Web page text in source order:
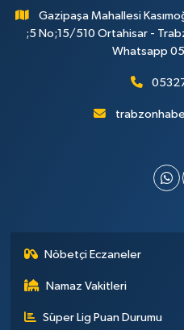
Gazipaşa Mahallesi
;5 No;15/510 Ortahisar -
Whatsapp
Nöbetçi Eczaneler
Namaz Vakitleri
Süper Lig Puan Durumu